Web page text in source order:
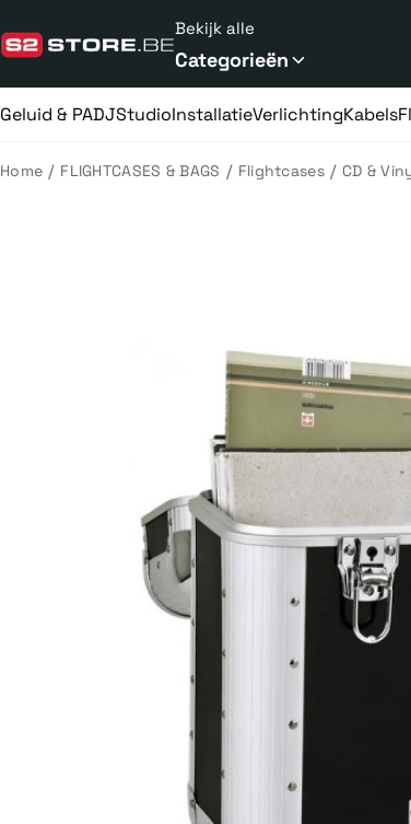
naar
de
Bekijk alle
Categorieën
Geluid & PADJStudioInstallatieVerlichtingKabels
Home / FLIGHTCASES & BAGS / Flightcases / CD &